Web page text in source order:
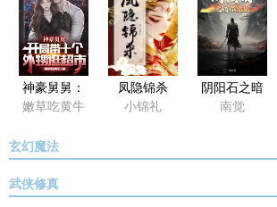
神豪舅舅：
开局带十个
嫩草吃黄牛
凤隐锦杀
小锦礼
阴阳石之暗
怀琼琚
南觉
玄幻魔法
武侠修真